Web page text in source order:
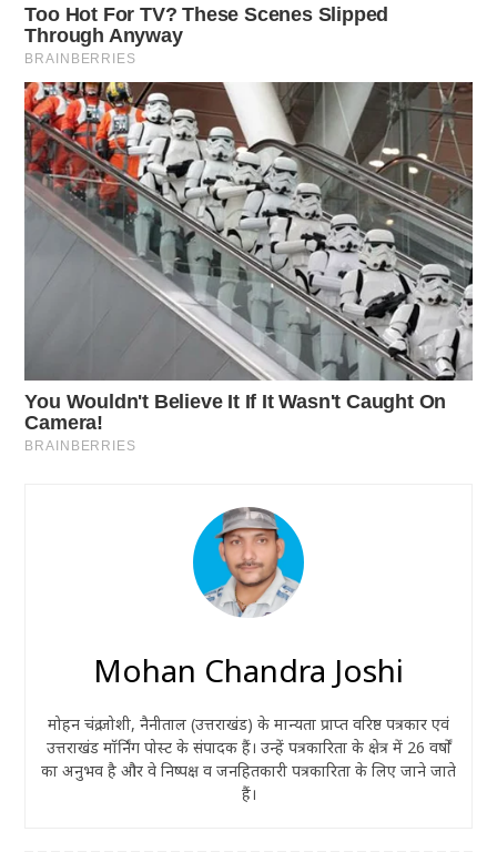
Mohan Chandra Joshi
मोहन चंद्र जोशी, नैनीताल (उत्तराखंड) के मान्यता प्राप्त वरिष्ठ पत्रकार एवं
उत्तराखंड मॉर्निंग पोस्ट के संपादक हैं। उन्हें पत्रकारिता के क्षेत्र में 26 वर्षों
का अनुभव है और वे निष्पक्ष व जनहितकारी पत्रकारिता के लिए जाने जाते
हैं।